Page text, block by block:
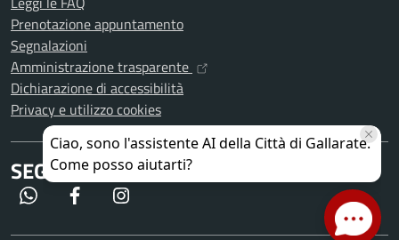
Prenotazione appuntamento
Segnalazioni
Amministrazione trasparente
Dichiarazione di accessibilità
Privacy e utilizzo cookies
SEGUICI SU
WhatsApp Facebook